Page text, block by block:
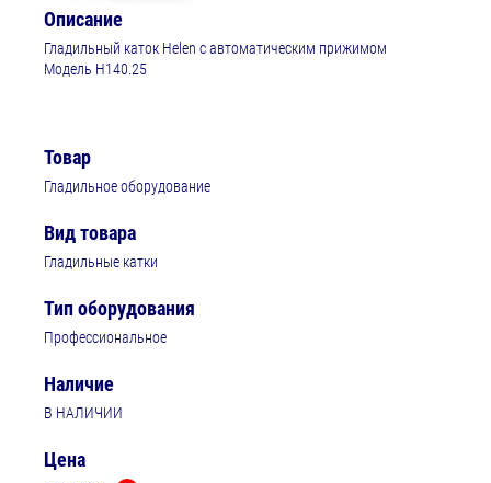
Описание
Гладильный каток Helen с автоматическим прижимом
Модель Н140.25
Товар
Гладильное оборудование
Вид товара
Гладильные катки
Тип оборудования
Профессиональное
Наличие
В НАЛИЧИИ
Цена